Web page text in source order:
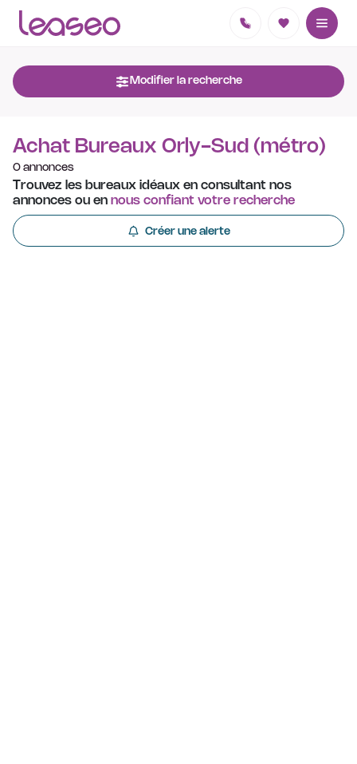
Modifier la recherche
Achat Bureaux Orly-Sud (métro)
0 annonces
Trouvez les bureaux idéaux en consultant nos
annonces ou en nous confiant votre recherche
Créer une alerte